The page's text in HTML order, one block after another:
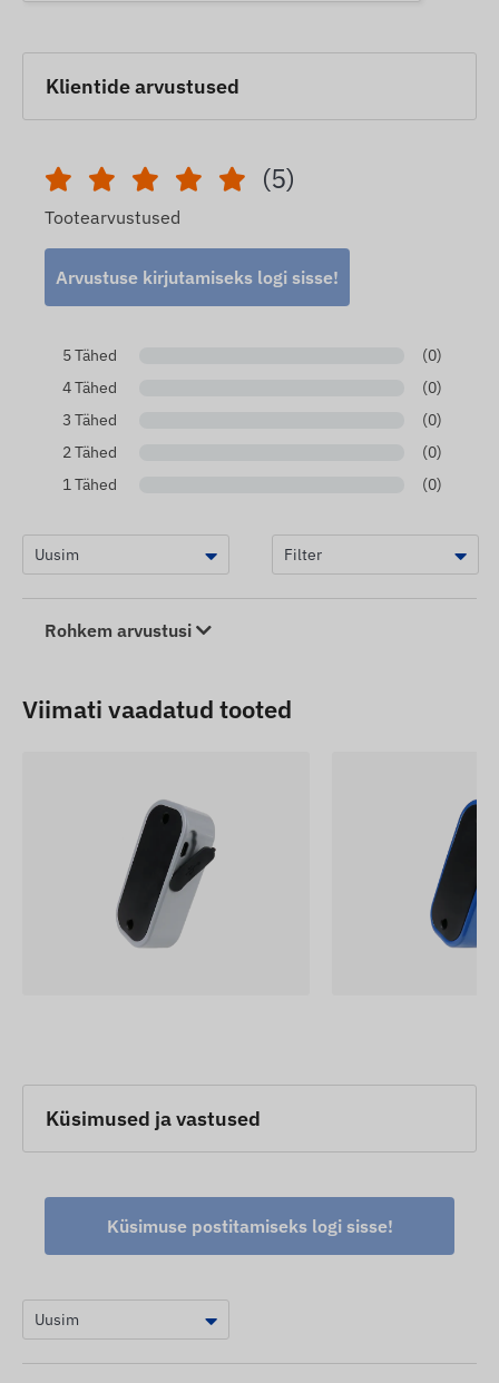
Klientide arvustused
(5)
Tootearvustused
Arvustuse kirjutamiseks logi sisse!
5 Tähed
(0)
4 Tähed
(0)
3 Tähed
(0)
2 Tähed
(0)
1 Tähed
(0)
Rohkem arvustusi
Viimati vaadatud tooted
Küsimused ja vastused
Küsimuse postitamiseks logi sisse!